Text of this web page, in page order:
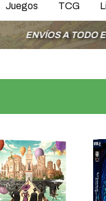
Juegos TCG
EL PAÍS Y EL